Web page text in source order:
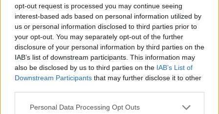
opt-out request is processed you may continue seeing
interest-based ads based on personal information utilized by
us or personal information disclosed to third parties prior to
your opt-out. You may separately opt-out of the further
disclosure of your personal information by third parties on the
IAB’s list of downstream participants. This information may
also be disclosed by us to third parties on the IAB’s List of
Downstream Participants that may further disclose it to other
Please note that this website/app uses one or more Google
Personal Data Processing Opt Outs